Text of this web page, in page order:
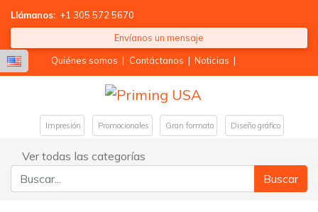
Llámanos: +1 305 572 5670
Envíanos un mensaje
Quiénes somos | Contáctanos | Noticias |
Impresión Promocionales Gran formato Diseño gráfico
Ver todas las categorías
Buscar: